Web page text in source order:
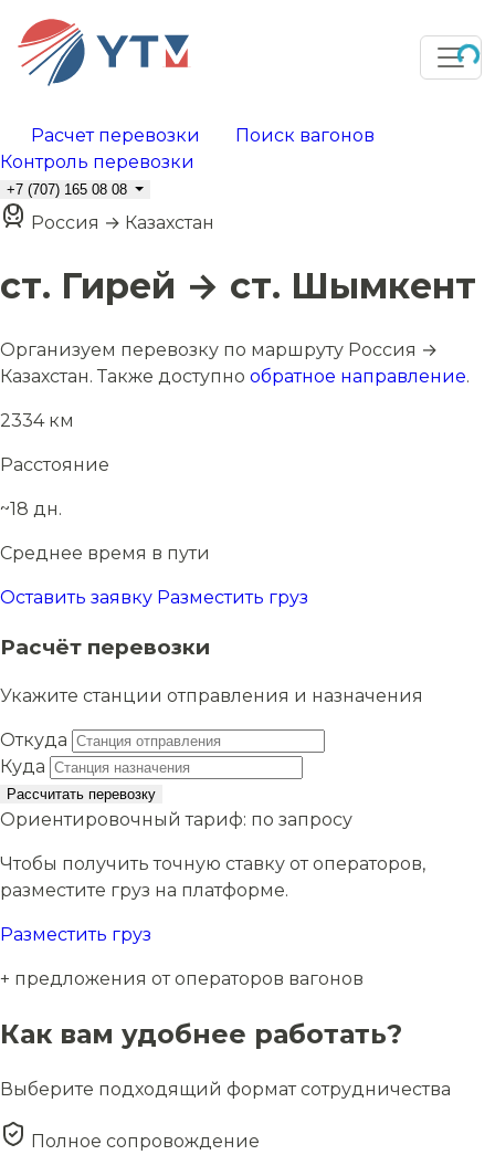
Расчет перевозки
Поиск вагонов
Контроль перевозки
+7 (707) 165 08 08
Россия → Казахстан
ст. Гирей → ст. Шымкент
Организуем перевозку по маршруту Россия →
Казахстан. Также доступно обратное направление.
2334 км
Расстояние
~18 дн.
Среднее время в пути
Оставить заявку Разместить груз
Расчёт перевозки
Укажите станции отправления и назначения
Откуда
Куда
Рассчитать перевозку
Ориентировочный тариф: по запросу
Чтобы получить точную ставку от операторов,
разместите груз на платформе.
Разместить груз
+ предложения от операторов вагонов
Как вам удобнее работать?
Выберите подходящий формат сотрудничества
Полное сопровождение